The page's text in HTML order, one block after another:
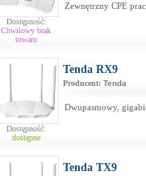
Dostępność:
Chwilowy brak
towaru
Zewnętrzny CPE
Dostępność:
dostępne
Tenda RX9
Producent: Tenda
Dwupasmowy,
Tenda TX9